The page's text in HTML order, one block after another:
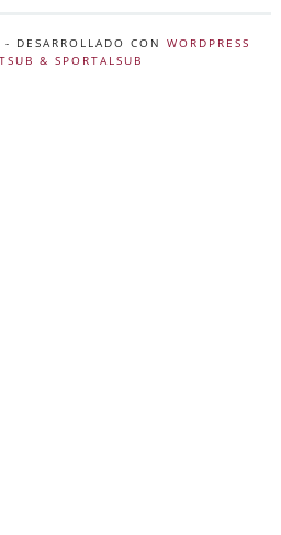
- DESARROLLADO CON WORDPRESS
& SPORTALSUB